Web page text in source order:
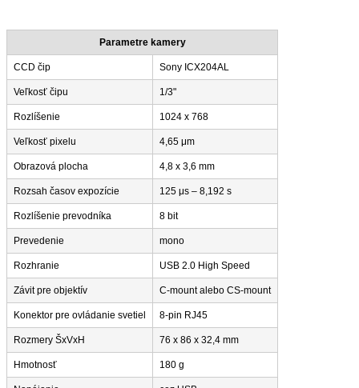
Parametre kamery
CCD čip Sony ICX204AL
Veľkosť čipu 1/3"
Rozlíšenie 1024 x 768
Veľkosť pixelu 4,65 μm
Obrazová plocha 4,8 x 3,6 mm
Rozsah časov expozície 125 μs – 8,192 s
Rozlíšenie prevodníka 8 bit
Prevedenie mono
Rozhranie USB 2.0 High Speed
Závit pre objektív C-mount alebo CS-mount
Konektor pre ovládanie svetiel 8-pin RJ45
Rozmery ŠxVxH 76 x 86 x 32,4 mm
Hmotnosť 180 g